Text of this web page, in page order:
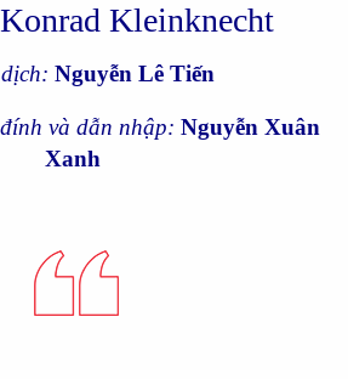
Kleinknecht
Nguyễn Lê Tiến
và dẫn nhập: Nguyễn Xuân
Xanh